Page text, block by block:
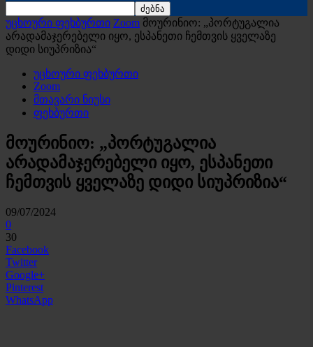
უცხოური ფეხბურთი Zoom მოურინიო: „პორტუგალია
არადამაჯერებელი იყო, ესპანეთი ჩემთვის ყველაზე
დიდი სიუპრიზია“
უცხოური ფეხბურთი
Zoom
მთავარი ნიუსი
ფეხბურთი
მოურინიო: „პორტუგალია
არადამაჯერებელი იყო, ესპანეთი
ჩემთვის ყველაზე დიდი სიუპრიზია“
09/07/2024
0
30
Facebook
Twitter
Google+
Pinterest
WhatsApp